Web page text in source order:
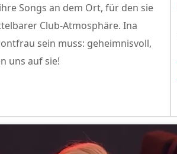
Songs an dem Ort, für den sie
Club-Atmosphäre. Ina
sein muss: geheimnisvoll,
uns auf sie!